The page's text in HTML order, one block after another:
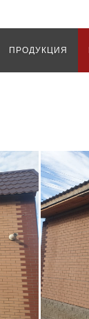
ПРОДУКЦИЯ